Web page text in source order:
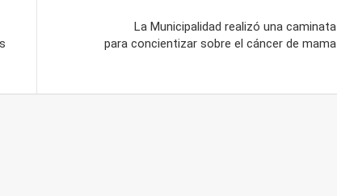
La Municipalidad realizó una caminata
para concientizar sobre el cáncer de mama